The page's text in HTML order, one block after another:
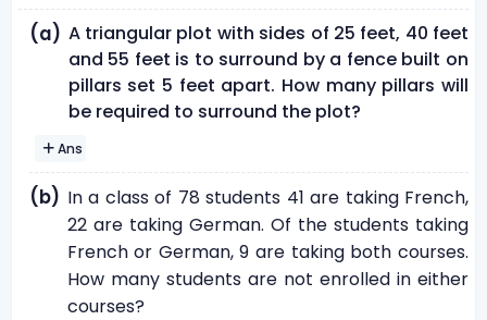
(a) A triangular plot with sides of 25 feet, 40 feet
and 55 feet is to surround by a fence built on
pillars set 5 feet apart. How many pillars will
be required to surround the plot?
Ans
(b) In a class of 78 students 41 are taking French,
22 are taking German. Of the students taking
French or German, 9 are taking both courses.
How many students are not enrolled in either
courses?